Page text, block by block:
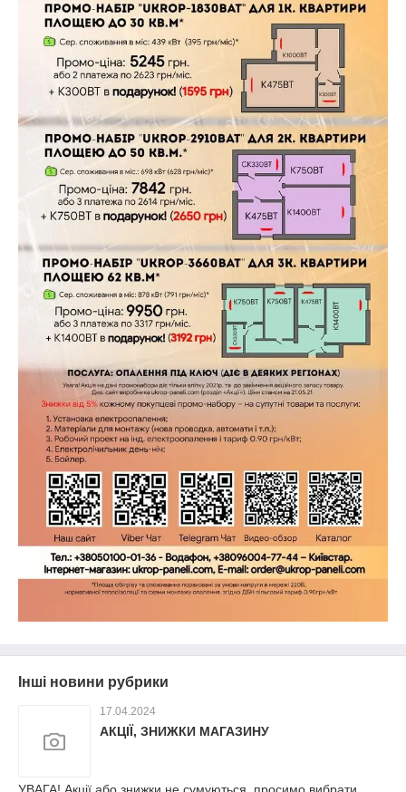
Інші новини рубрики
17.04.2024
АКЦІЇ, ЗНИЖКИ МАГАЗИНУ